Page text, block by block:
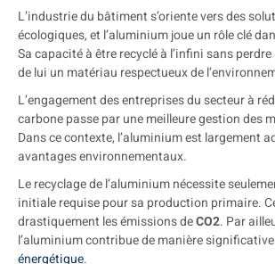
L’industrie du bâtiment s’oriente vers des
écologiques, et l’aluminium joue un rôle clé
Sa capacité à être recyclé à l’infini sans
de lui un matériau respectueux de
L’engagement des entreprises du secteur à
carbone passe par une meilleure gestion des
Dans ce contexte, l’aluminium est largement
avantages environnementaux.
Le recyclage de l’aluminium nécessite
initiale requise pour sa production primaire.
drastiquement les émissions deCO2. Par
l’aluminium contribue de manière
énergétique.